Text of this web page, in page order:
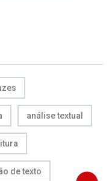
análise textual
de texto